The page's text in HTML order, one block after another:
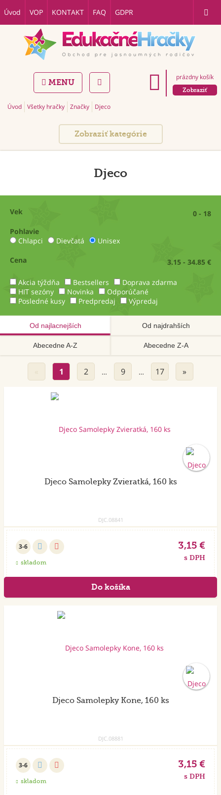
Úvod VOP KONTAKT FAQ GDPR
prázdny košík
Zobraziť
MENU
Úvod Všetky hračky Značky Djeco
Zobraziť kategórie
Djeco
Vek
0 - 18
Pohlavie
Chlapci
Dievčatá Unisex
Cena 3.15 - 34.85 €
Akcia týždňa Bestsellers
Doprava zdarma
HIT sezóny
Novinka
Odporúčané
Posledné kusy
Predpredaj Výpredaj
Od najlacnejších Od najdrahších
Abecedne A-Z Abecedne Z-A
1 2 … 9 … 17 »
Djeco Samolepky Zvieratká, 160 ks
DJC.08841
3-6
skladom
3,15 €
s DPH
Djeco Samolepky Kone, 160 ks
DJC.08881
3-6
skladom
3,15 €
s DPH